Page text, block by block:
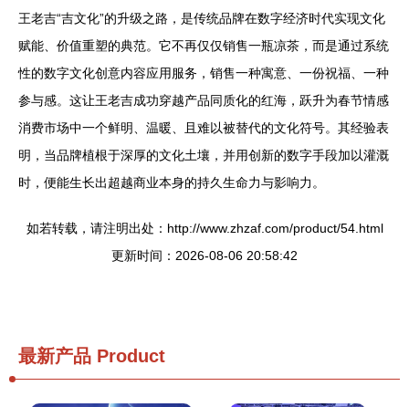
王老吉“吉文化”的升级之路，是传统品牌在数字经济时代实现文化
赋能、价值重塑的典范。它不再仅仅销售一瓶凉茶，而是通过系统
性的数字文化创意内容应用服务，销售一种寓意、一份祝福、一种
参与感。这让王老吉成功穿越产品同质化的红海，跃升为春节情感
消费市场中一个鲜明、温暖、且难以被替代的文化符号。其经验表
明，当品牌植根于深厚的文化土壤，并用创新的数字手段加以灌溉
时，便能生长出超越商业本身的持久生命力与影响力。
如若转载，请注明出处：http://www.zhzaf.com/product/54.html
更新时间：2026-08-06 20:58:42
最新产品 Product